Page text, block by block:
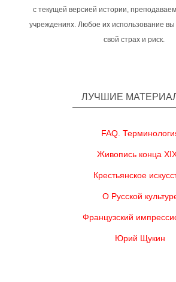
с текущей версией истории,
учреждениях. Любое их использование
свой страх и риск.
ЛУЧШИЕ
FAQ.
Живопись конца
Крестьянское
О Русской
Французский
Юрий Щукин